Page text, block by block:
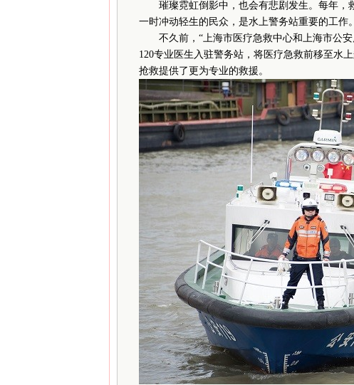
璀璨霓虹倒影中，也会有悲剧发生。每年，
一时冲动轻生的民众，是水上警务站重要的工作。
不久前，“上海市医疗急救中心和上海市公安
120专业医生入驻警务站，将医疗急救前移至水
抢救提供了更为专业的救援。